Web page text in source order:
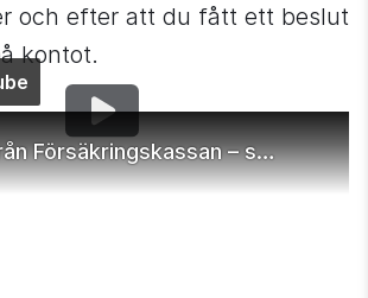
och efter att du fått ett beslut
kontot.
Ersättning från Försäkringskassan – steg för steg